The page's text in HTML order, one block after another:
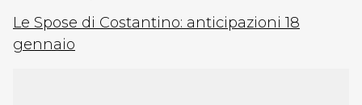
Le Spose di Costantino: anticipazioni 18
gennaio